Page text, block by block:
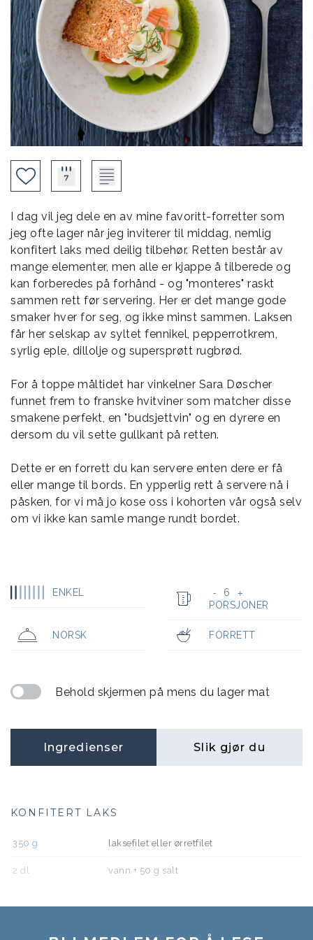
I dag vil jeg dele en av mine favoritt-forretter som
jeg ofte lager når jeg inviterer til middag, nemlig
konfitert laks med deilig tilbehør. Retten består av
mange elementer, men alle er kjappe å tilberede og
kan forberedes på forhånd - og "monteres" raskt
sammen rett før servering. Her er det mange gode
smaker hver for seg, og ikke minst sammen. Laksen
får her selskap av syltet fennikel, pepperrotkrem,
syrlig eple, dillolje og supersprøtt rugbrød.
For å toppe måltidet har vinkelner Sara Døscher
funnet frem to franske hvitviner som matcher disse
smakene perfekt, en "budsjettvin" og en dyrere en
dersom du vil sette gullkant på retten.
Dette er en forrett du kan servere enten dere er få
eller mange til bords. En ypperlig rett å servere nå i
påsken, for vi må jo kose oss i kohorten vår også selv
om vi ikke kan samle mange rundt bordet.
ENKEL - 6 +
PORSJONER
NORSK FORRETT
Behold skjermen på mens du lager mat
Ingredienser Slik gjør du
KONFITERT LAKS
350 g laksefilet eller ørretfilet
2 dl vann + 50 g salt